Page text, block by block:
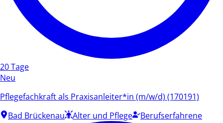
20 Tage
Neu
Pflegefachkraft als Praxisanleiter*in (m/w/d) (170191)
Bad Brückenau
Alter und Pflege Berufserfahrene